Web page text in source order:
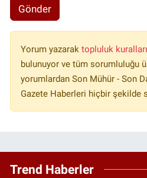
Gönder
Yorum yazarak topluluk
bulunuyor ve tüm sorumluluğu
yorumlardan Son Mühür - Son
Gazete Haberleri hiçbir şekilde
Trend Haberler